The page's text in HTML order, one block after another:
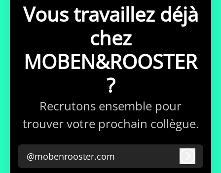
Vous travaillez déjà
chez
MOBEN&ROOSTER
?
Recrutons ensemble pour
trouver votre prochain collègue.
@mobenrooster.com